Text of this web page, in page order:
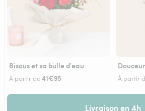
Bisous et sa bulle d'eau
À partir de41€95
Douceur
À partir
Livraison en 4h